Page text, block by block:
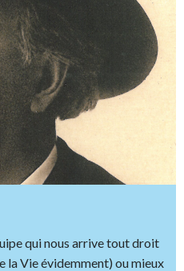
qui nous arrive tout droit
la Vie évidemment) ou mieux